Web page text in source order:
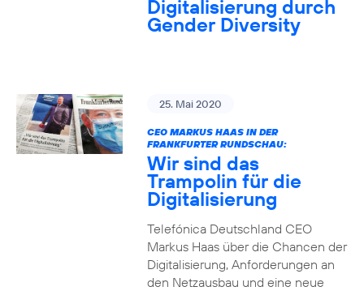
Digitalisierung durch
Gender Diversity
25. Mai 2020
CEO MARKUS HAAS IN DER
FRANKFURTER RUNDSCHAU:
Wir sind das
Trampolin für die
Digitalisierung
Telefónica Deutschland CEO
Markus Haas über die Chancen der
Digitalisierung, Anforderungen an
den Netzausbau und eine neue